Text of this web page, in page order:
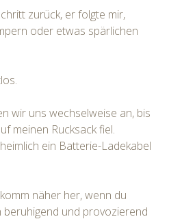
zurück, er folgte mir,
oder etwas spärlichen
wir uns wechselweise an, bis
meinen Rucksack fiel.
ein Batterie-Ladekabel
näher her, wenn du
beruhigend und provozierend